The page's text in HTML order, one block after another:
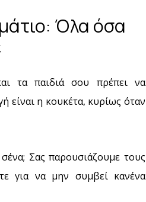
Όλα όσα
τα παιδιά σου πρέπει να
είναι η κουκέτα, κυρίως όταν
Σας παρουσιάζουμε τους
για να μην συμβεί κανένα